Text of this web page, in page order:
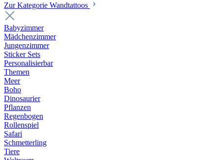
Zur Kategorie Wandtattoos
Babyzimmer
Mädchenzimmer
Jungenzimmer
Sticker Sets
Personalisierbar
Themen
Meer
Boho
Dinosaurier
Pflanzen
Regenbogen
Rollenspiel
Safari
Schmetterling
Tiere